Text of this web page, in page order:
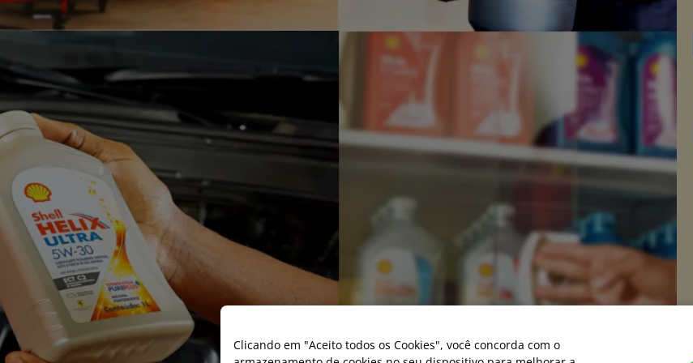
Clicando em "Aceito todos os Cookies", você concorda com o